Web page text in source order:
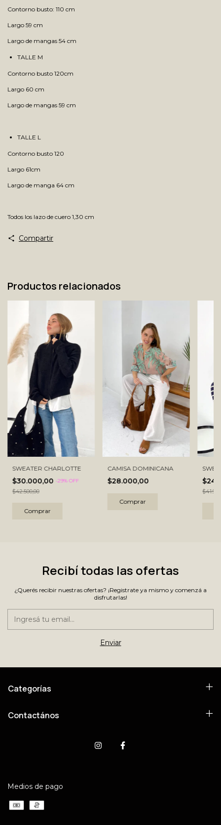
Contorno busto: 110 cm
Largo 59 cm
Largo de mangas 54 cm
TALLE M
Contorno busto 120cm
Largo 60 cm
Largo de mangas 59 cm
TALLE L
Contorno busto 120
Largo 61cm
Largo de manga 64 cm
Todos los lazo de cuero 1,30 cm
Compartir
Productos relacionados
SWEATER CHARLOTTE
$30.000,00 -29% OFF
$42.500,00
Comprar
CAMISA DOMINICANA
$28.000,00
Comprar
Recibí todas las ofertas
¿Querés recibir nuestras ofertas? ¡Registrate ya mismo y comenzá a
disfrutarlas!
Categorías
Contactános
Medios de pago